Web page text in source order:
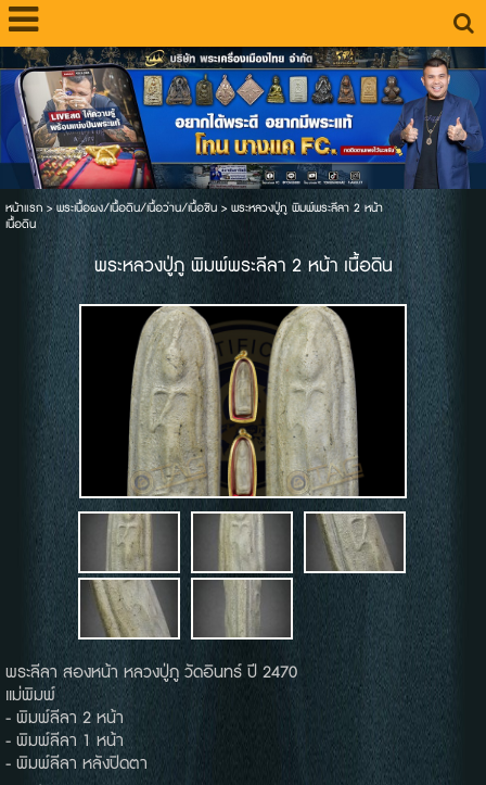
หน้าแรก>พระเนื้อผง/เนื้อดิน/เนื้อว่าน/เนื้อชิน> พระหลวงปู่ภู พิมพ์พระลีลา 2 หน้า
เนื้อดิน
พระหลวงปู่ภู พิมพ์พระลีลา 2 หน้า เนื้อดิน
พระลีลา สองหน้า หลวงปู่ภู วัดอินทร์ ปี 2470
แม่พิมพ์
- พิมพ์ลีลา 2 หน้า
- พิมพ์ลีลา 1 หน้า
- พิมพ์ลีลา หลังปิดตา